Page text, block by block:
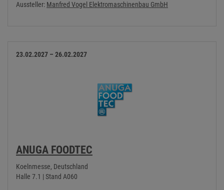
Aussteller: Manfred Vogel Elektromaschinenbau GmbH
23.02.2027 – 26.02.2027
ANUGA FOODTEC
Koelnmesse, Deutschland
Halle 7.1 | Stand A060